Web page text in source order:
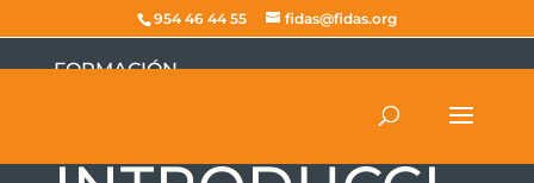
954 46 44 55 fidas@fidas.org
FORMACIÓN